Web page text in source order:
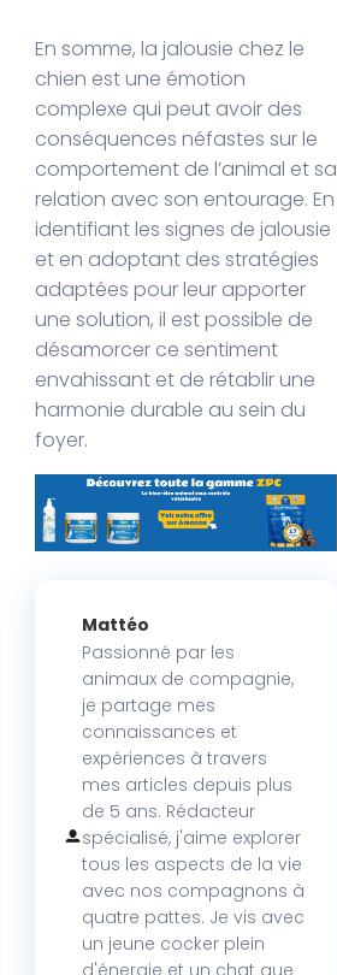
En somme, la jalousie chez le
chien est une émotion
complexe qui peut avoir des
conséquences néfastes sur le
comportement de l’animal et sa
relation avec son entourage. En
identifiant les signes de jalousie
et en adoptant des stratégies
adaptées pour leur apporter
une solution, il est possible de
désamorcer ce sentiment
envahissant et de rétablir une
harmonie durable au sein du
foyer.
Mattéo
Passionné par les
animaux de compagnie,
je partage mes
connaissances et
expériences à travers
mes articles depuis plus
de 5 ans. Rédacteur
spécialisé, j'aime explorer
tous les aspects de la vie
avec nos compagnons à
quatre pattes. Je vis avec
un jeune cocker plein